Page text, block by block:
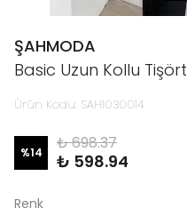
ŞAHMODA
Basic Uzun Kollu Tişört
Ürün Kodu: SAH1030014
%14 ₺ 698.37
₺ 598.94
Renk